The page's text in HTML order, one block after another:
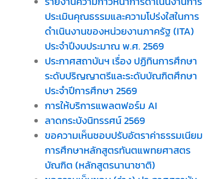
ประเมินคุณธรรมและความโปร่งใสในการ
ดำเนินงานของหน่วยงานภาครัฐ (ITA)
ประจำปีงบประมาณ พ.ศ. 2569
ประกาศสถาบันฯ เรื่อง ปฏิทินการศึกษา
ระดับปริญญาตรีและระดับบัณฑิตศึกษา
ประจำปีการศึกษา 2569
การให้บริการแพลตฟอร์ม AI
ลาดกระบังนิทรรศน์ 2569
ขอความเห็นชอบปรับอัตราค่าธรรมเนียม
การศึกษาหลักสูตรทันตแพทยศาสตร
บัณฑิต (หลักสูตรนานาชาติ)